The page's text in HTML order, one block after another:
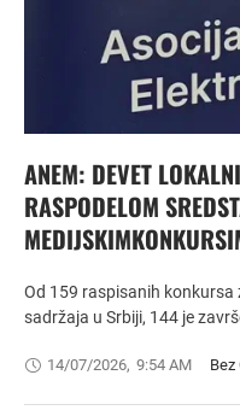
ANEM: DEVET
RASPODELOM
Od 159 raspisanih
sadržaja u Srbiji, 144 je
14/07/2026, 9:54 AM Bez